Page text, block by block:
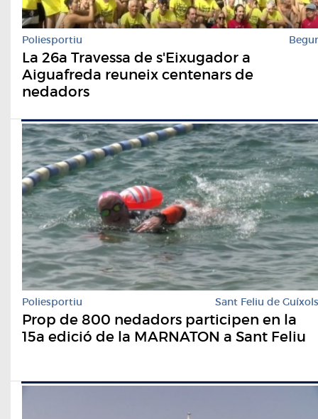
Poliesportiu Begur
La 26a Travessa de s'Eixugador a
Aiguafreda reuneix centenars de
nedadors
Poliesportiu Sant Feliu de Guíxols
Prop de 800 nedadors participen en la
15a edició de la MARNATON a Sant Feliu